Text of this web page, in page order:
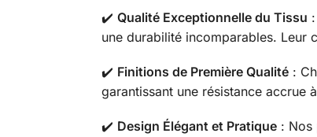
✔️ Qualité Exceptionnelle du Tissu
une durabilité incomparables. Leur
✔️ Finitions de Première Qualité:
garantissant une résistance accrue
✔️ Design Élégant et Pratique: Nos